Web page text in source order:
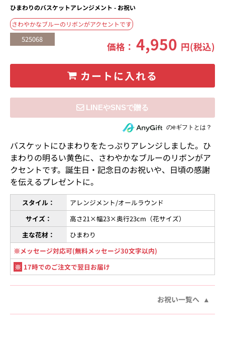
ひまわりのバスケットアレンジメント - お祝い
さわやかなブルーのリボンがアクセントです
525068
価格：4,950 円(税込)
カートに入れる
住所を知らない相手にeギフトで贈るのeギフトとは？
バスケットにひまわりをたっぷりアレンジしました。ひ
まわりの明るい黄色に、さわやかなブルーのリボンがア
クセントです。誕生日・記念日のお祝いや、日頃の感謝
を伝えるプレゼントに。
スタイル：
アレンジメント/オールラウンド
サイズ：
高さ21×幅23×奥行23cm（花サイズ）
主な花材：
ひまわり
※メッセージ対応可(無料メッセージ30文字以内)
※ 17時でのご注文で翌日お届け
お祝い一覧へ